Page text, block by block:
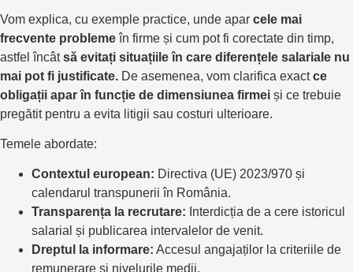
Vom explica, cu exemple practice, unde apar cele mai
frecvente problemeîn firme și cum pot fi corectate din timp,
astfel încâtsă evitați situațiile în care diferențele salariale nu
mai pot fi justificate. De asemenea, vom clarifica exactce
obligații apar în funcție de dimensiunea firmei și ce trebuie
pregătit pentru a evita litigii sau costuri ulterioare.
Temele abordate:
Contextul european: Directiva (UE) 2023/970 și
calendarul transpunerii în România.
Transparența la recrutare: Interdicția de a cere istoricul
salarial și publicarea intervalelor de venit.
Dreptul la informare: Accesul angajaților la criteriile de
remunerare și nivelurile medii.